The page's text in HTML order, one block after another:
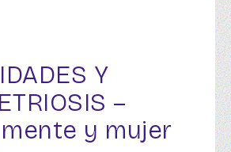
Y
–
y mujer